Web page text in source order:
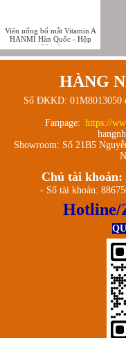
Viên uống bổ mắt Vitamin A
HANMI Hàn Quốc - Hộp
120 viên
HÀNG
Số ĐKKD: 01M8013050
Fanpage: https://
Showroom: Số 21B5
Chủ tài
- Số tài khoản:
Hotline/